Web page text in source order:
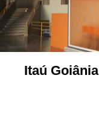
Itaú Goiânia